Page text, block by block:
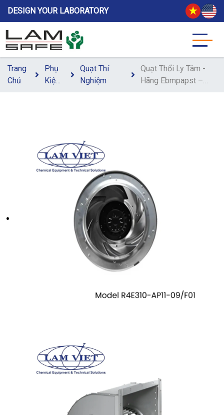
DESIGN YOUR LABORATORY
Trang
Chủ
Phụ
Kiện
Quạt Thí
Nghiệm
Quạt Thổi Ly Tâm -
Hãng Ebmpapst –